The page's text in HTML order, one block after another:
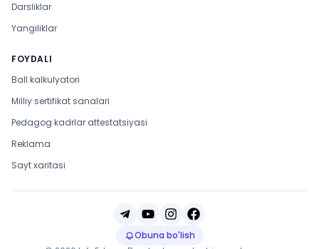
Darsliklar
Yangiliklar
FOYDALI
Ball kalkulyatori
Milliy sertifikat sanalari
Pedagog kadrlar attestatsiyasi
Reklama
Sayt xaritasi
Obuna bo'lish